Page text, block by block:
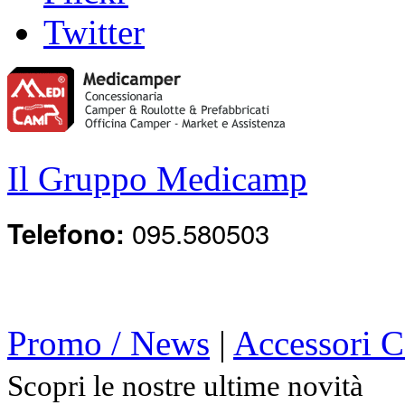
Twitter
Il Gruppo Medicamp
Telefono: 095.580503
Promo / News | Accessori
Scopri le nostre ultime novità